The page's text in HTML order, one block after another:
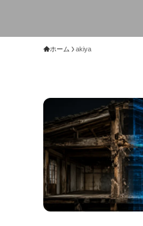
ホーム akiya